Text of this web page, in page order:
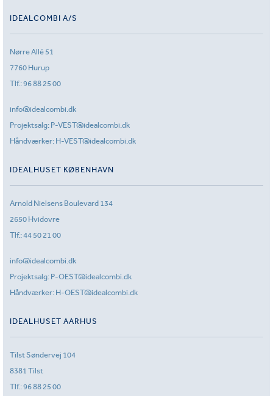
IDEALCOMBI A/S
Nørre Allé 51
7760 Hurup
Tlf.:96 88 25 00
info@idealcombi.dk
Projektsalg: P-VEST@idealcombi.dk
Håndværker: H-VEST@idealcombi.dk
IDEALHUSET KØBENHAVN
Arnold Nielsens Boulevard 134
2650 Hvidovre
Tlf.:44 50 21 00
info@idealcombi.dk
Projektsalg: P-OEST@idealcombi.dk
Håndværker: H-OEST@idealcombi.dk
IDEALHUSET AARHUS
Tilst Søndervej 104
8381 Tilst
Tlf.:96 88 25 00